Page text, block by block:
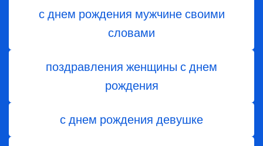
с днем рождения мужчине своими
словами
поздравления женщины с днем
рождения
с днем рождения девушке